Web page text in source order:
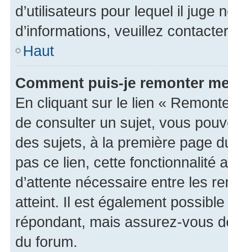
d’utilisateurs pour lequel il juge
d’informations, veuillez
Haut
Comment puis-je remonter
En cliquant sur le lien «
de consulter un sujet, vous
des sujets, à la première page
pas ce lien, cette fonctionnalité
d’attente nécessaire entre les
atteint. Il est également
répondant, mais assurez-vous
du forum.